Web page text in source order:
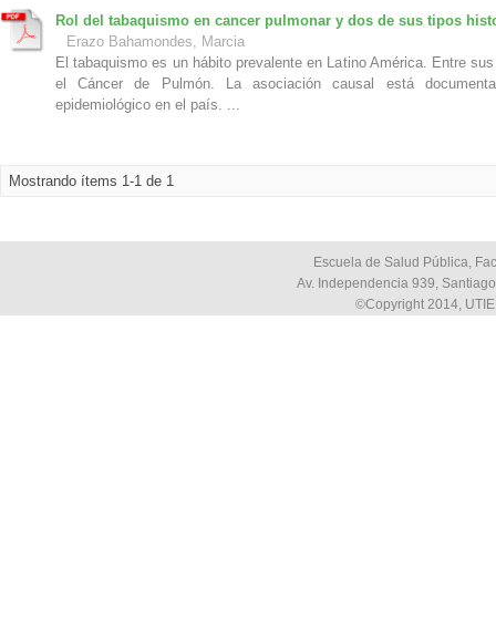
Rol del tabaquismo en cancer pulmonar y dos de sus tipos
Erazo Bahamondes, Marcia
El tabaquismo es un hábito prevalente en Latino América. Entre
el Cáncer de Pulmón. La asociación causal está
epidemiológico en el país. ...
Mostrando ítems 1-1 de 1
Escuela de Salud Pública,
Av. Independencia 939,
©Copyright 2014,